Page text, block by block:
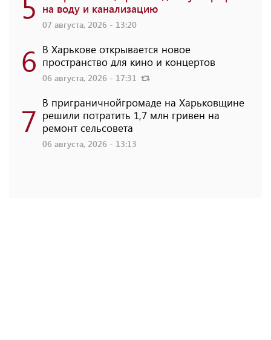
на воду и канализацию
07 августа, 2026 - 13:20
6 В Харькове открывается новое
пространство для кино и концертов
06 августа, 2026 - 17:31
7 В приграничнойгромаде на Харьковщине
решили потратить 1,7 млн ​​гривен на
ремонт сельсовета
06 августа, 2026 - 13:13